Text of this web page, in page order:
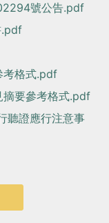
號公告.pdf
.pdf
考格式.pdf
摘要參考格式.pdf
聽證應行注意事